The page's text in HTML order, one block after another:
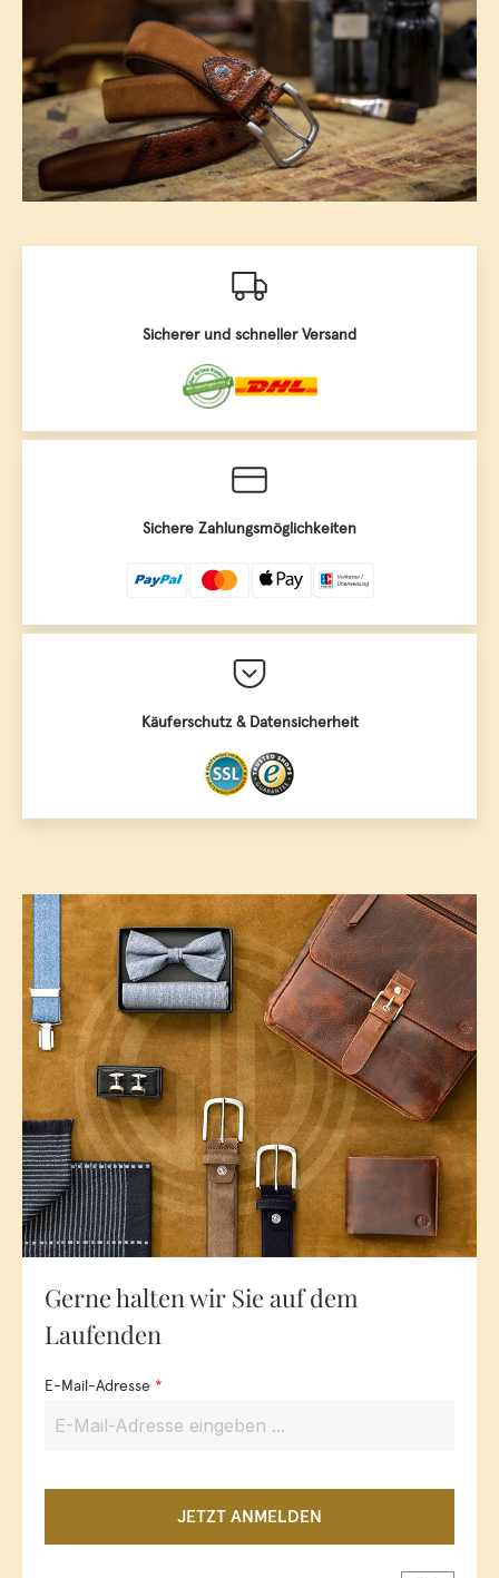
Sicherer und schneller Versand
Sichere Zahlungsmöglichkeiten
Käuferschutz & Datensicherheit
Gerne halten wir Sie auf dem
Laufenden
E-Mail-Adresse *
JETZT ANMELDEN